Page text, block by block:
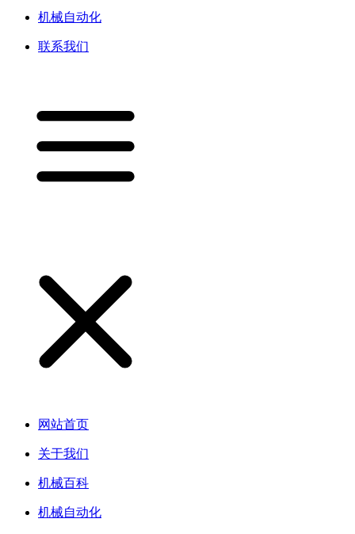
机械自动化
联系我们
网站首页
关于我们
机械百科
机械自动化